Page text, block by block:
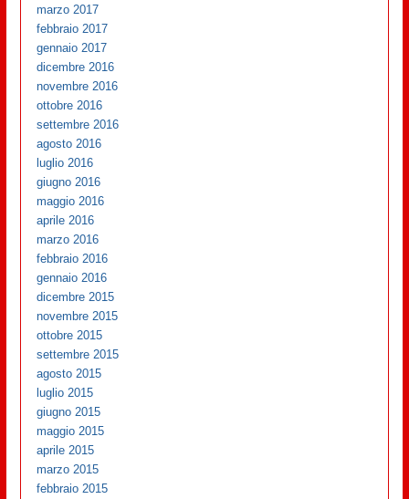
marzo 2017
febbraio 2017
gennaio 2017
dicembre 2016
novembre 2016
ottobre 2016
settembre 2016
agosto 2016
luglio 2016
giugno 2016
maggio 2016
aprile 2016
marzo 2016
febbraio 2016
gennaio 2016
dicembre 2015
novembre 2015
ottobre 2015
settembre 2015
agosto 2015
luglio 2015
giugno 2015
maggio 2015
aprile 2015
marzo 2015
febbraio 2015